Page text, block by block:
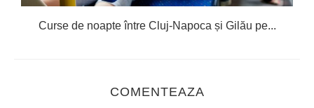
Curse de noapte între Cluj-Napoca și Gilău pe...
COMENTEAZA